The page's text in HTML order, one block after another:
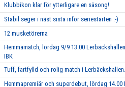
Klubbikon klar för ytterligare en säsong!
Stabil seger i näst sista inför seriestarten :-)
12 musketörerna
Hemmamatch, lördag 9/9 13.00
IBK
Tuff, fartfylld och rolig match i Lerbäckshallen.
Hemmapremiär och superdebut, lördag 14.00